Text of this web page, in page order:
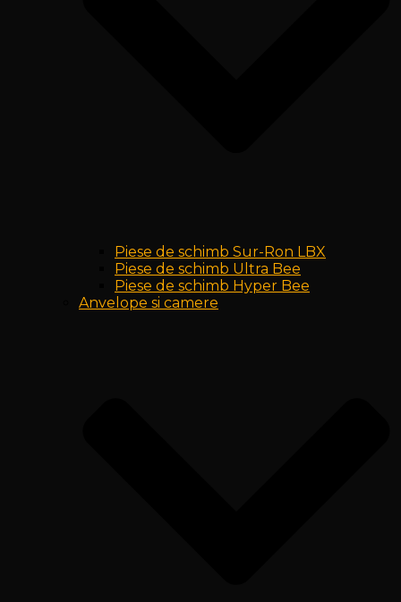
Piese de schimb Sur-Ron LBX
Piese de schimb Ultra Bee
Piese de schimb Hyper Bee
Anvelope si camere